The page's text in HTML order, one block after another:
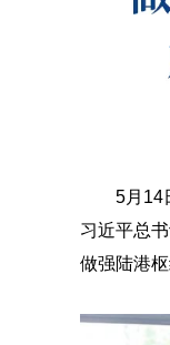
5月14
习近平总
做强陆港